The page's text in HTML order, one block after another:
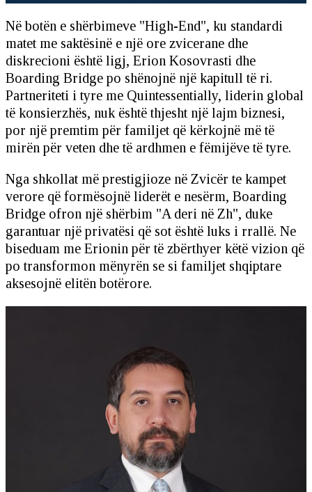
Në botën e shërbimeve "High-End", ku standardi
matet me saktësinë e një ore zvicerane dhe
diskrecioni është ligj, Erion Kosovrasti dhe
Boarding Bridge po shënojnë një kapitull të ri.
Partneriteti i tyre me Quintessentially, liderin global
të konsierzhës, nuk është thjesht një lajm biznesi,
por një premtim për familjet që kërkojnë më të
mirën për veten dhe të ardhmen e fëmijëve të tyre.
Nga shkollat më prestigjioze në Zvicër te kampet
verore që formësojnë liderët e nesërm, Boarding
Bridge ofron një shërbim "A deri në Zh", duke
garantuar një privatësi që sot është luks i rrallë. Ne
biseduam me Erionin për të zbërthyer këtë vizion që
po transformon mënyrën se si familjet shqiptare
aksesojnë elitën botërore.